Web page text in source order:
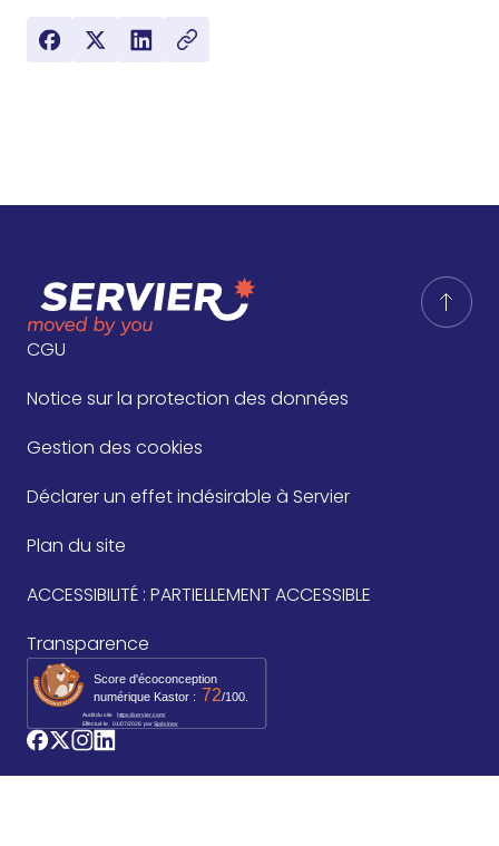
CGU
Notice sur la protection des données
Gestion des cookies
Déclarer un effet indésirable à Servier
Plan du site
ACCESSIBILITÉ : PARTIELLEMENT ACCESSIBLE
Transparence
Score d'écoconception
numérique Kastor : 72/100.
Audit du site https://servier.com/
Effectué le 01/07/2026 par Spécinov
logo_facebook
logo_twitter
logo_instagram
logo_linkedin